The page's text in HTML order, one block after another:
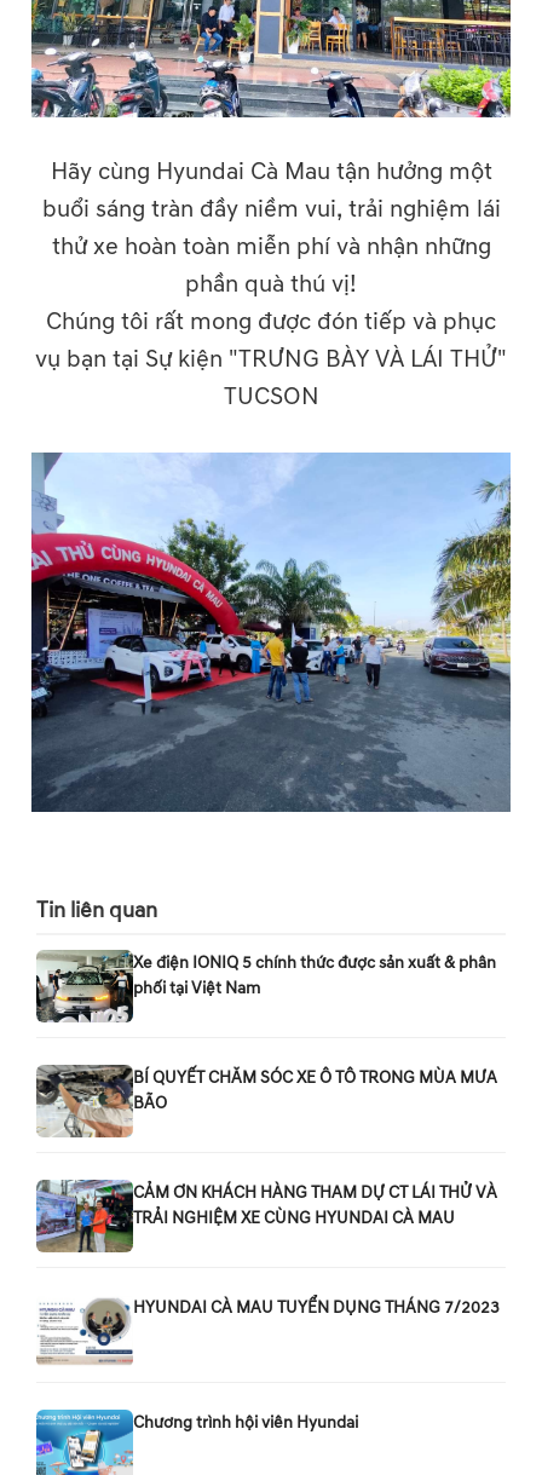
Hãy cùng Hyundai Cà Mau tận hưởng một
buổi sáng tràn đầy niềm vui, trải nghiệm lái
thử xe hoàn toàn miễn phí và nhận những
phần quà thú vị!
Chúng tôi rất mong được đón tiếp và phục
vụ bạn tại Sự kiện "TRƯNG BÀY VÀ LÁI THỬ"
TUCSON
Tin liên quan
Xe điện IONIQ 5 chính thức được sản xuất & phân
phối tại Việt Nam
BÍ QUYẾT CHĂM SÓC XE Ô TÔ TRONG MÙA MƯA
BÃO
CẢM ƠN KHÁCH HÀNG THAM DỰ CT LÁI THỬ VÀ
TRẢI NGHIỆM XE CÙNG HYUNDAI CÀ MAU
HYUNDAI CÀ MAU TUYỂN DỤNG THÁNG 7/2023
Chương trình hội viên Hyundai